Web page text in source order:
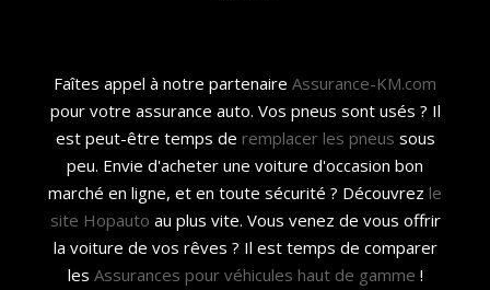
Faîtes appel à notre partenaire Assurance-KM.com
pour votre assurance auto. Vos pneus sont usés ? Il
est peut-être temps de remplacer les pneus sous
peu. Envie d'acheter une voiture d'occasion bon
marché en ligne, et en toute sécurité ? Découvrez le
site Hopauto au plus vite. Vous venez de vous offrir
la voiture de vos rêves ? Il est temps de comparer
les Assurances pour véhicules haut de gamme !